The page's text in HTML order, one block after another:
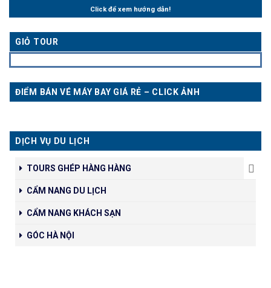
Click để xem hướng dẫn!
GIỎ TOUR
ĐIỂM BÁN VÉ MÁY BAY GIÁ RẺ – CLICK ẢNH
DỊCH VỤ DU LỊCH
TOURS GHÉP HÀNG HÀNG
CẨM NANG DU LỊCH
CẨM NANG KHÁCH SẠN
GÓC HÀ NỘI